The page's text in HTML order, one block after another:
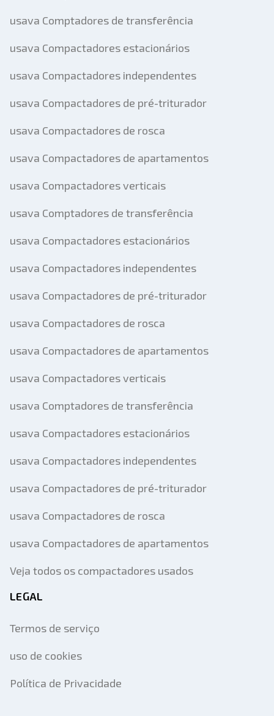
usava Comptadores de transferência
usava Compactadores estacionários
usava Compactadores independentes
usava Compactadores de pré-triturador
usava Compactadores de rosca
usava Compactadores de apartamentos
usava Compactadores verticais
usava Comptadores de transferência
usava Compactadores estacionários
usava Compactadores independentes
usava Compactadores de pré-triturador
usava Compactadores de rosca
usava Compactadores de apartamentos
usava Compactadores verticais
usava Comptadores de transferência
usava Compactadores estacionários
usava Compactadores independentes
usava Compactadores de pré-triturador
usava Compactadores de rosca
usava Compactadores de apartamentos
Veja todos os compactadores usados
LEGAL
Termos de serviço
uso de cookies
Política de Privacidade